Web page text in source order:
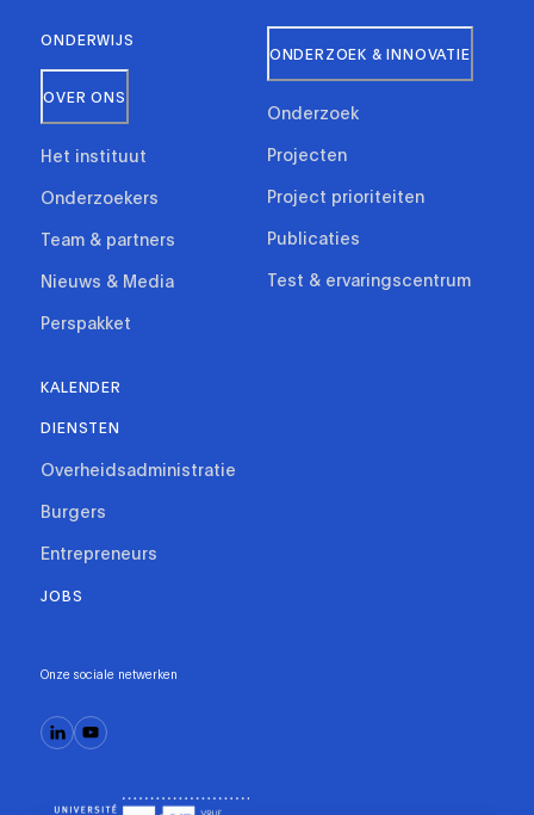
ONDERWIJS
OVER ONS
Het instituut
Onderzoekers
Team & partners
Nieuws & Media
Perspakket
ONDERZOEK & INNOVATIE
Onderzoek
Projecten
Project prioriteiten
Publicaties
Test & ervaringscentrum
KALENDER
DIENSTEN
Overheidsadministratie
Burgers
Entrepreneurs
JOBS
Onze sociale netwerken